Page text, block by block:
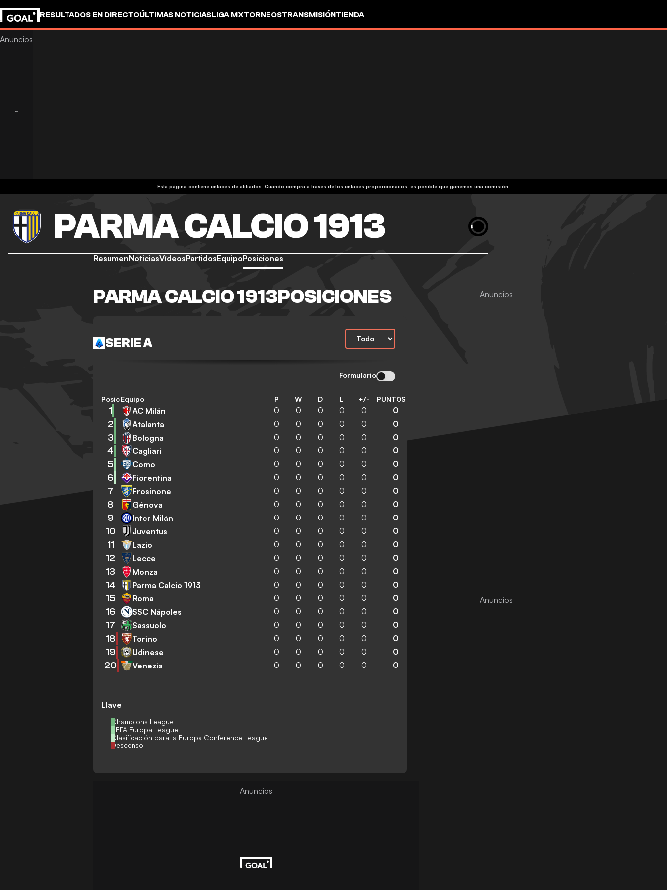
RESULTADOS EN DIRECTOÚLTIMAS NOTICIASLIGA MXTORNEOSTRANSMISIÓNTIENDA
Esta página contiene enlaces de afiliados. Cuando compra a través de los enlaces proporcionados, es posible que ganemos una comisión.
PARMA CALCIO 1913
ResumenNoticiasVídeosPartidosEquipoPosiciones
PARMA CALCIO 1913POSICIONES
SERIE A
Formulario
Llave
Champions League
UEFA Europa League
Clasificación para la Europa Conference League
Descenso
PosiciónEquipo P W D L +/- PUNTOS
1 AC Milán 0 0 0 0 0 0
2 Atalanta 0 0 0 0 0 0
3 Bologna 0 0 0 0 0 0
4 Cagliari 0 0 0 0 0 0
5 Como 0 0 0 0 0 0
6 Fiorentina 0 0 0 0 0 0
7 Frosinone 0 0 0 0 0 0
8 Génova 0 0 0 0 0 0
9 Inter Milán 0 0 0 0 0 0
10 Juventus 0 0 0 0 0 0
11 Lazio 0 0 0 0 0 0
12 Lecce 0 0 0 0 0 0
13 Monza 0 0 0 0 0 0
14 Parma Calcio 1913 0 0 0 0 0 0
15 Roma 0 0 0 0 0 0
16 SSC Nápoles 0 0 0 0 0 0
17 Sassuolo 0 0 0 0 0 0
18 Torino 0 0 0 0 0 0
19 Udinese 0 0 0 0 0 0
20 Venezia 0 0 0 0 0 0